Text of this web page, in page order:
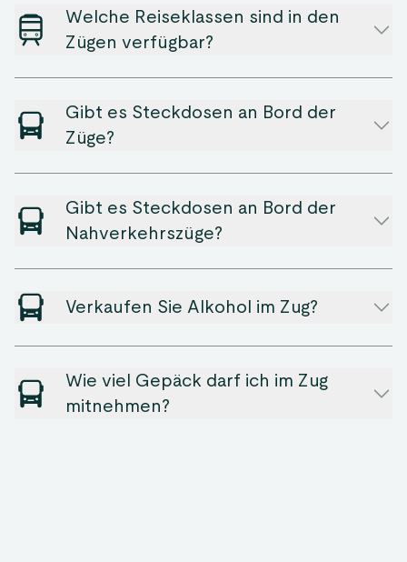
Welche Reiseklassen sind in den
Zügen verfügbar?
Gibt es Steckdosen an Bord der
Züge?
Gibt es Steckdosen an Bord der
Nahverkehrszüge?
Verkaufen Sie Alkohol im Zug?
Wie viel Gepäck darf ich im Zug
mitnehmen?